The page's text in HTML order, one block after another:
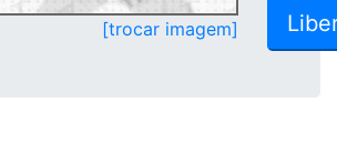
[trocar imagem]